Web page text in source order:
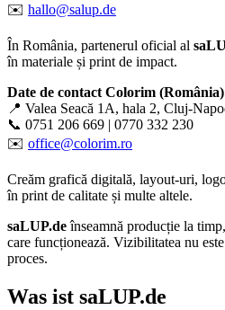
✉️ hallo@salup.de
În România, partenerul oficial al
în materiale și print de impact.
Date de contact Colorim
📍 Valea Seacă 1A, hala 2, Cluj-
📞 0751 206 669 | 0770 332 230
✉️ office@colorim.ro
Creăm grafică digitală, layout-uri,
în print de calitate și multe altele.
saLUP.deînseamnă producție la
care funcționează. Vizibilitatea nu
proces.
Was ist saLUP.de